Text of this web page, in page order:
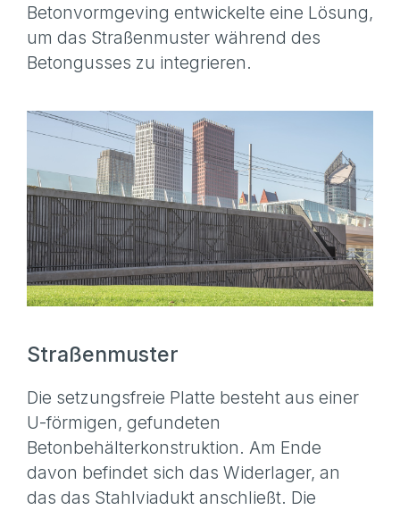
Betonvormgeving entwickelte eine Lösung,
um das Straßenmuster während des
Betongusses zu integrieren.
Straßenmuster
Die setzungsfreie Platte besteht aus einer
U-förmigen, gefundeten
Betonbehälterkonstruktion. Am Ende
davon befindet sich das Widerlager, an
das das Stahlviadukt anschließt. Die